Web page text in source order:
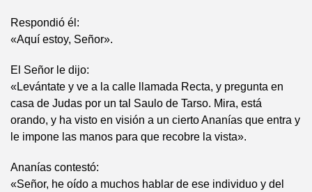
Respondió él:
«Aquí estoy, Señor».
El Señor le dijo:
«Levántate y ve a la calle llamada Recta, y pregunta en
casa de Judas por un tal Saulo de Tarso. Mira, está
orando, y ha visto en visión a un cierto Ananías que entra y
le impone las manos para que recobre la vista».
Ananías contestó:
«Señor, he oído a muchos hablar de ese individuo y del